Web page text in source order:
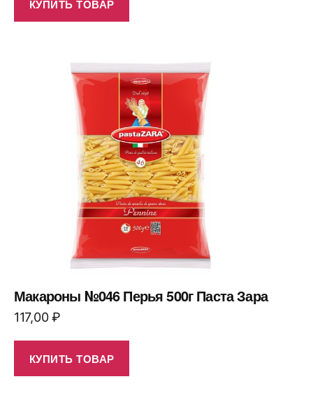
КУПИТЬ ТОВАР
Макароны №046 Перья 500г Паста Зара
117,00₽
КУПИТЬ ТОВАР